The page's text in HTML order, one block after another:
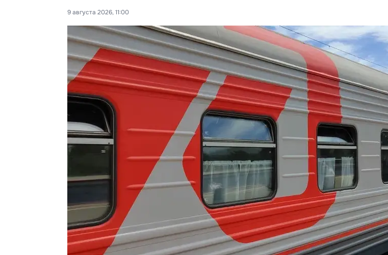
9 августа 2026, 11:00